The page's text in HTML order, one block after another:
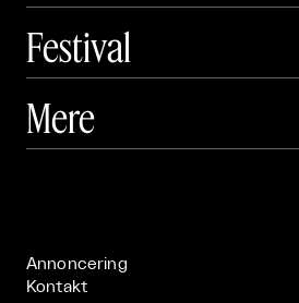
Festival
 Art Matter Festival
Mere
Annoncering
Kontakt